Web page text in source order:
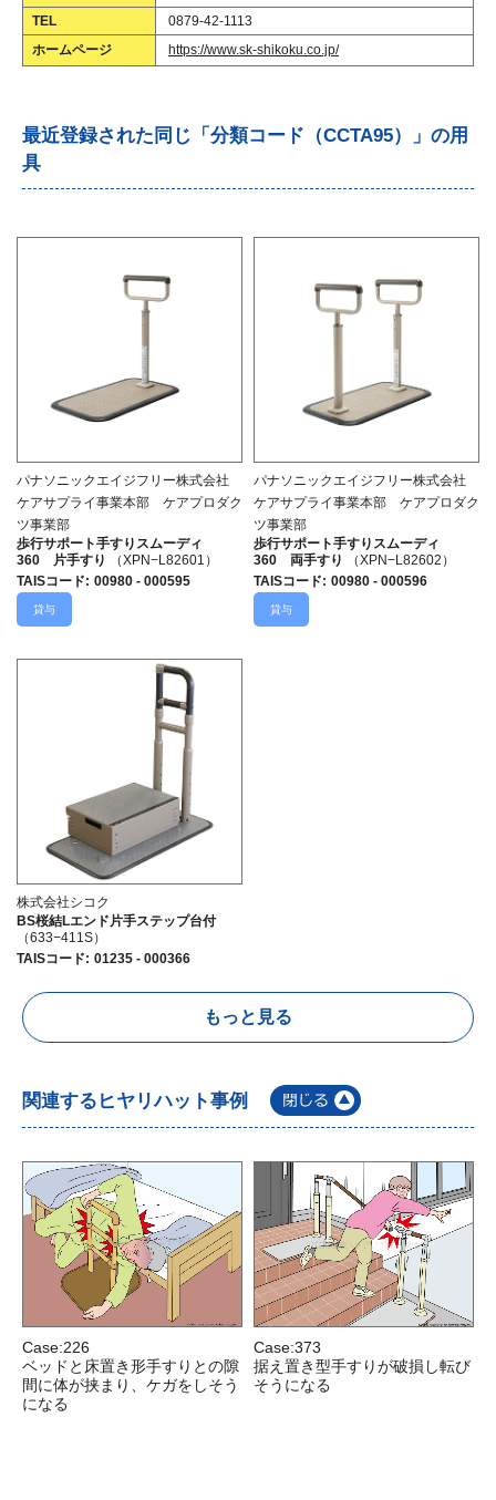
TEL
0879-42-1113
ホームページ
https://www.sk-shikoku.co.jp/
最近登録された同じ「分類コード（CCTA95）」の用
具
パナソニックエイジフリー株式会社
ケアサプライ事業本部 ケアプロダク
ツ事業部
歩行サポート手すりスムーディ
360 片手すり
（XPN−L82601）
TAISコード: 00980 - 000595
貸与
パナソニックエイジフリー株式会社
ケアサプライ事業本部 ケアプロダク
ツ事業部
歩行サポート手すりスムーディ
360 両手すり
（XPN−L82602）
TAISコード: 00980 - 000596
貸与
株式会社シコク
BS桜結Lエンド片手ステップ台付
（633−411S）
TAISコード: 01235 - 000366
もっと見る
関連するヒヤリハット事例
Case:226
ベッドと床置き形手すりとの隙
間に体が挟まり、ケガをしそう
になる
Case:373
据え置き型手すりが破損し転び
そうになる